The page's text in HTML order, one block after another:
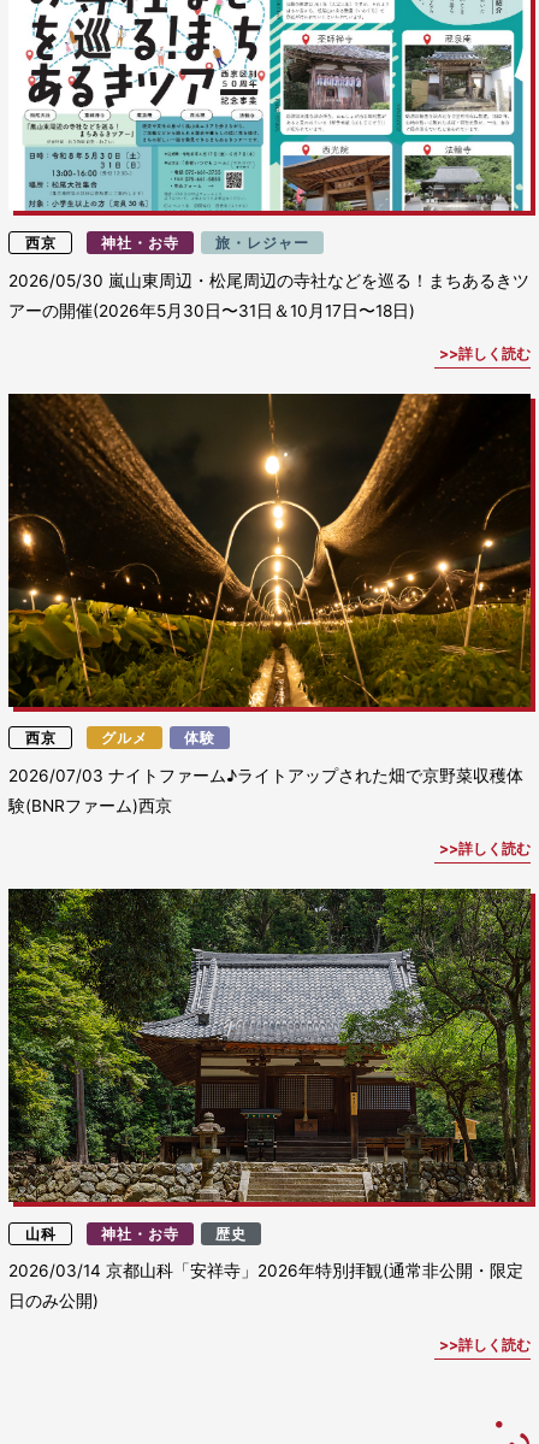
西京 神社・お寺 旅・レジャー
2026/05/30 嵐山東周辺・松尾周辺の寺社などを巡る！まちあるきツ
アーの開催(2026年5月30日〜31日＆10月17日〜18日)
詳しく読む
西京 グルメ 体験
2026/07/03ナイトファーム♪ライトアップされた畑で京野菜収穫体
験(BNRファーム)西京
詳しく読む
山科 神社・お寺 歴史
2026/03/14京都山科「安祥寺」2026年特別拝観(通常非公開・限定
日のみ公開)
詳しく読む